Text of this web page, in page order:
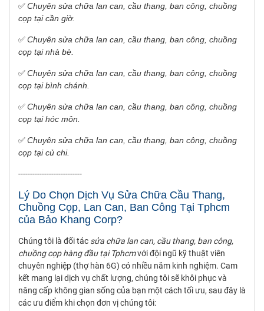
✅Chuyên sửa chữa lan can, cầu thang, ban công, chuồng
cọp tại cần giờ.
✅Chuyên sửa chữa lan can, cầu thang, ban công, chuồng
cọp tại nhà bè.
✅Chuyên sửa chữa lan can, cầu thang, ban công, chuồng
cọp tại bình chánh.
✅Chuyên sửa chữa lan can, cầu thang, ban công, chuồng
cọp tại hóc môn.
✅Chuyên sửa chữa lan can, cầu thang, ban công, chuồng
cọp tại củ chi.
---------------------------
Lý Do Chọn Dịch Vụ Sửa Chữa Cầu Thang,
Chuồng Cọp, Lan Can, Ban Công Tại Tphcm
của Bảo Khang Corp?
Chúng tôi là đối tác sửa chữa lan can, cầu thang, ban công,
chuồng cọp hàng đầu tại Tphcmvới đội ngũ kỹ thuật viên
chuyên nghiệp (thợ hàn 6G) có nhiều năm kinh nghiệm. Cam
kết mang lại dịch vụ chất lượng, chúng tôi sẽ khôi phục và
nâng cấp không gian sống của bạn một cách tối ưu, sau đây là
các ưu điểm khi chọn đơn vị chúng tôi: